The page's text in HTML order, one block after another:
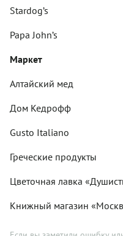
Stardog’s
Papa John’s
Маркет
Алтайский мед
Дом Кедрофф
Gusto Italiano
Греческие продукты
Цветочная лавка
Книжный магазин